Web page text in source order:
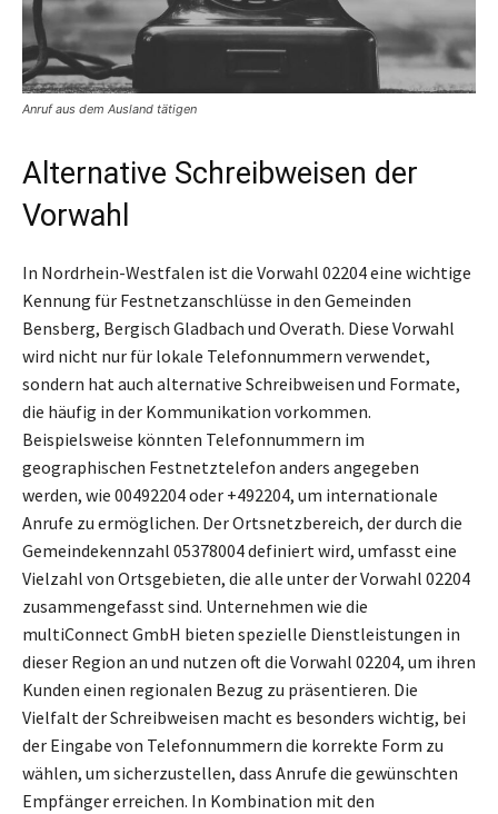
Anruf aus dem Ausland tätigen
Alternative Schreibweisen der
Vorwahl
In Nordrhein-Westfalen ist die Vorwahl 02204 eine wichtige
Kennung für Festnetzanschlüsse in den Gemeinden
Bensberg, Bergisch Gladbach und Overath. Diese Vorwahl
wird nicht nur für lokale Telefonnummern verwendet,
sondern hat auch alternative Schreibweisen und Formate,
die häufig in der Kommunikation vorkommen.
Beispielsweise könnten Telefonnummern im
geographischen Festnetztelefon anders angegeben
werden, wie 00492204 oder +492204, um internationale
Anrufe zu ermöglichen. Der Ortsnetzbereich, der durch die
Gemeindekennzahl 05378004 definiert wird, umfasst eine
Vielzahl von Ortsgebieten, die alle unter der Vorwahl 02204
zusammengefasst sind. Unternehmen wie die
multiConnect GmbH bieten spezielle Dienstleistungen in
dieser Region an und nutzen oft die Vorwahl 02204, um ihren
Kunden einen regionalen Bezug zu präsentieren. Die
Vielfalt der Schreibweisen macht es besonders wichtig, bei
der Eingabe von Telefonnummern die korrekte Form zu
wählen, um sicherzustellen, dass Anrufe die gewünschten
Empfänger erreichen. In Kombination mit den